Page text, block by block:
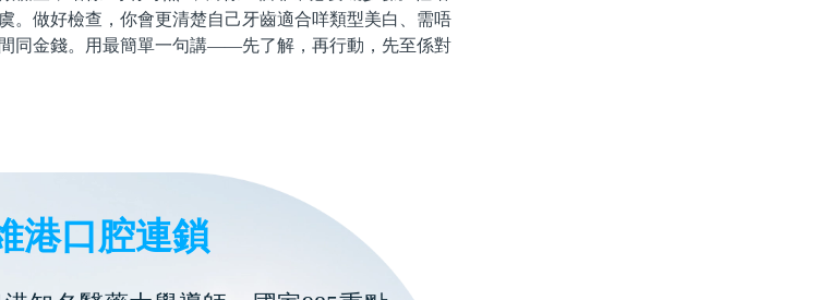
。做好檢查，你會更清楚自己牙齒適合咩類型美白、需唔
同金錢。用最簡單一句講——先了解，再行動，先至係對
港口腔連鎖